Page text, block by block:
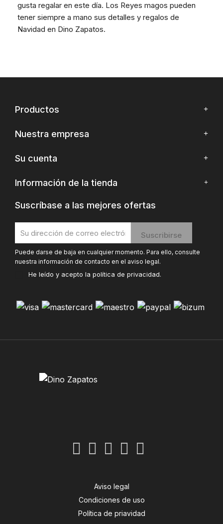
gusta regalar en este día. Los Reyes magos pueden
tener siempre a mano sus detalles y regalos de
Navidad en Dino Zapatos.
Productos
Nuestra empresa
Su cuenta
Información de la tienda
Suscríbase a las mejores ofertas
Puede darse de baja en cualquier momento. Para ello, consulte
nuestra información de contacto en el aviso legal.
He leído y acepto la política de privacidad.
Aviso legal
Condiciones de uso
Política de priavidad